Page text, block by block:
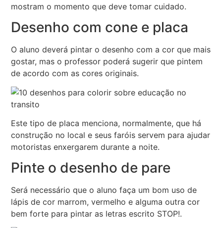
mostram o momento que deve tomar cuidado.
Desenho com cone e placa
O aluno deverá pintar o desenho com a cor que mais
gostar, mas o professor poderá sugerir que pintem
de acordo com as cores originais.
Este tipo de placa menciona, normalmente, que há
construção no local e seus faróis servem para ajudar
motoristas enxergarem durante a noite.
Pinte o desenho de pare
Será necessário que o aluno faça um bom uso de
lápis de cor marrom, vermelho e alguma outra cor
bem forte para pintar as letras escrito STOP!.